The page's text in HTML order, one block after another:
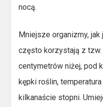
nocą.
Mniejsze organizmy,
często korzystają z tzw.
centymetrów niżej, pod
kępki roślin,
kilkanaście stopni.